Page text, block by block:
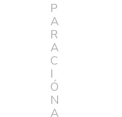
P
A
R
A
C
I
Ó
N
A